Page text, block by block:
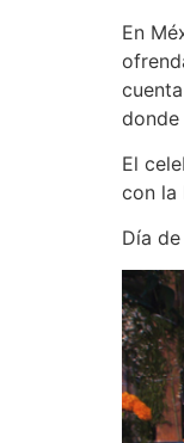
En
donde
El
con la
Día